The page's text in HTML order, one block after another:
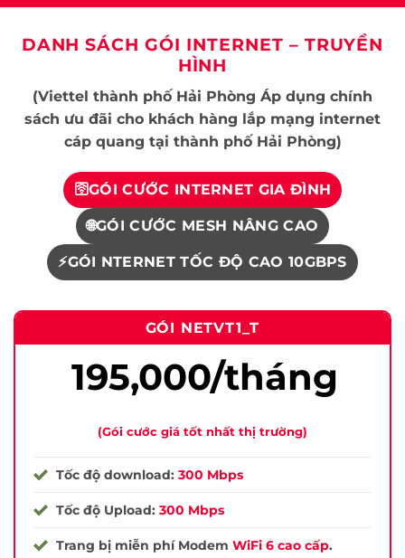
DANH SÁCH GÓI INTERNET – TRUYỀN
HÌNH
(Viettel thành phố Hải Phòng Áp dụng chính
sách ưu đãi cho khách hàng lắp mạng internet
cáp quang tại thành phố Hải Phòng)
🛜GÓI CƯỚC INTERNET GIA ĐÌNH
🌐GÓI CƯỚC MESH NÂNG CAO
⚡GÓI NTERNET TỐC ĐỘ CAO 10GBPS
GÓI NETVT1_T
195,000/tháng
(Gói cước giá tốt nhất thị trường)
Tốc độ download: 300 Mbps
Tốc độ Upload: 300 Mbps
Trang bị miễn phí Modem WiFi 6 cao cấp.